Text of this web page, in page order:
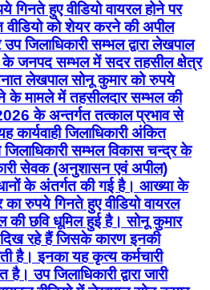
हुए वीडियो वायरल होने पर
वीडियो को शेयर करने की अपील
उप जिलाधिकारी सम्भल द्वारा लेखपाल
के जनपद सम्भल में सदर तहसील क्षेत्र
लेखपाल सोनू कुमार को रुपये
के मामले में तहसीलदार सम्भल की
के अन्तर्गत तत्काल प्रभाव से
कार्यवाही जिलाधिकारी अंकित
सम्भल विकास चन्द्र के
सेवक (अनुशासन एवं अपील)
के अंतर्गत की गई है। आख्या के
रुपये गिनते हुए वीडियो वायरल
छवि धूमिल हुई है। सोनू कुमार
रहे हैं जिसके कारण इनकी
है। इनका यह कृत्य कर्मचारी
उप जिलाधिकारी द्वारा जारी